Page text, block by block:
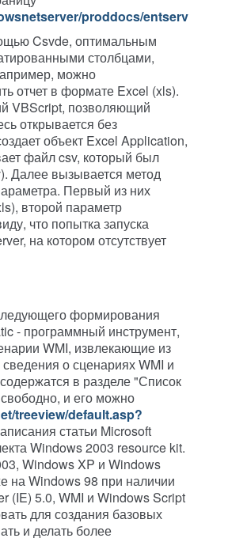
proddocs/entserver/
Csvde, оптимальным
столбцами,
можно
отчет в формате Excel (xls).
VBScript, позволяющий
открывается без
объект Excel Application,
файл csv, который был
Далее вызывается метод
Первый из них
второй параметр
что попытка запуска
на котором отсутствует
формирования
- программный инструмент,
WMI, извлекающие из
о сценариях WMI и
в разделе "Список
и его можно
treeview/default.asp?
статьи Microsoft
Windows 2003 resource kit.
Windows XP и Windows
на Windows 98 при наличии
(IE) 5.0, WMI и Windows Script
для создания базовых
и делать более